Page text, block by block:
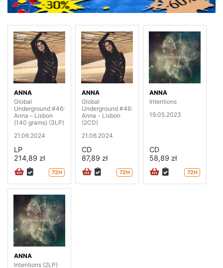
ANNA
Global
Underground #46:
Anna – Lisbon
(140 grams) (3LP)
21.06.2024
LP
214,89 zł
72H
ANNA
Global
Underground #46:
Anna - Lisbon
(2CD)
21.06.2024
CD
87,89 zł
72H
ANNA
Intentions
19.05.2023
CD
58,89 zł
72H
ANNA
Intentions (2LP)